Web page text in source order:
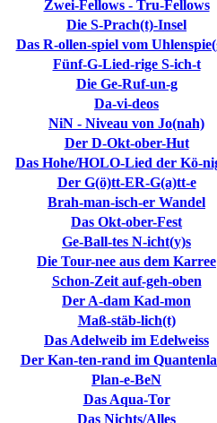
Zwei-Fellows - Tru-Fellows
Die S-Prach(t)-Insel
Das R-ollen-spiel vom
Fünf-G-Lied-rige S-ich-t
Die Ge-Ruf-un-g
Da-vi-deos
NiN - Niveau von Jo(nah)
Der D-Okt-ober-Hut
Das Hohe/HOLO-Lied der Kö-
Der G(ö)tt-ER-G(a)tt-e
Brah-man-isch-er Wandel
Das Okt-ober-Fest
Ge-Ball-tes N-icht(y)s
Die Tour-nee aus dem Karree
Schon-Zeit auf-geh-oben
Der A-dam Kad-mon
Maß-stäb-lich(t)
Das Adelweib im Edelweiss
Der Kan-ten-rand im
Plan-e-BeN
Das Aqua-Tor
Das Nichts/Alles